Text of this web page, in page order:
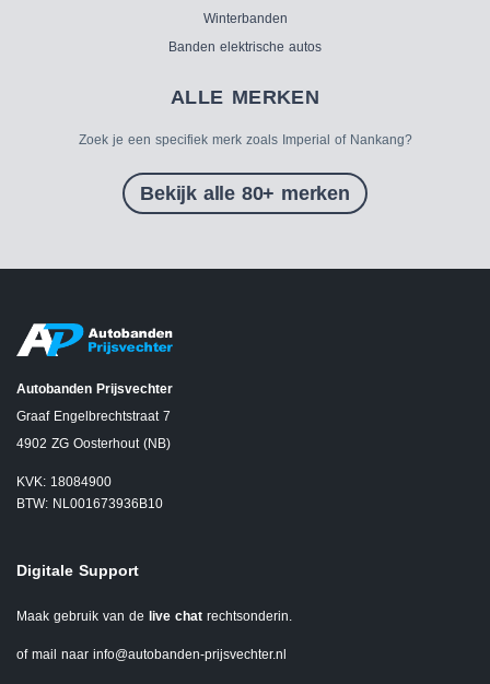
Winterbanden
Banden elektrische autos
ALLE MERKEN
Zoek je een specifiek merk zoals Imperial of Nankang?
Bekijk alle 80+ merken
Autobanden Prijsvechter
Graaf Engelbrechtstraat 7
4902 ZG Oosterhout (NB)
KVK: 18084900
BTW: NL001673936B10
Digitale Support
Maak gebruik van de live chat rechtsonderin.
of mail naar info@autobanden-prijsvechter.nl